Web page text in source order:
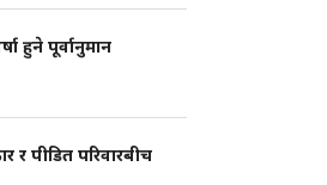
हुने पूर्वानुमान
र पीडित परिवारबीच